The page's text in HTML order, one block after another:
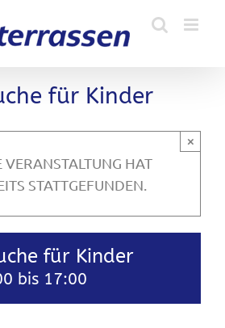
für Kinder
VERANSTALTUNG HAT
STATTGEFUNDEN.
×
für Kinder
bis 17:00